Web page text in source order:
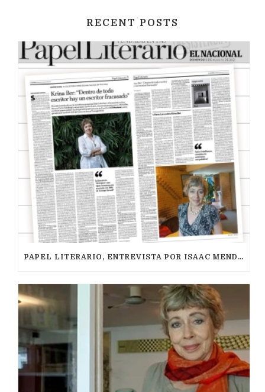
RECENT POSTS
PAPEL LITERARIO, ENTREVISTA POR ISAAC MENDOZA (08/2021)